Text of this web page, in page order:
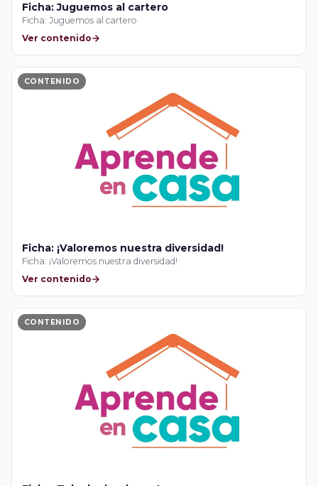
Ficha: Juguemos al cartero
Ficha: Juguemos al cartero
Ver contenido
CONTENIDO
Ficha: ¡Valoremos nuestra diversidad!
Ficha: ¡Valoremos nuestra diversidad!
Ver contenido
CONTENIDO